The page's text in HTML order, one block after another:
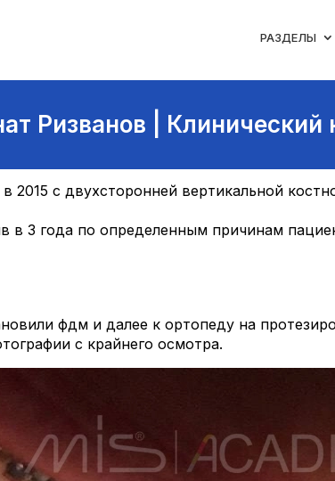
РАЗДЕЛЫ
Ризванов | Клинический
2015 с двухсторонней вертикальной
в 3 года по определенным причинам
фдм и далее к ортопеду на
с крайнего осмотра.